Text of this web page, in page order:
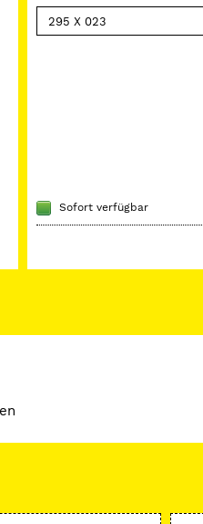
Sofort verfügbar